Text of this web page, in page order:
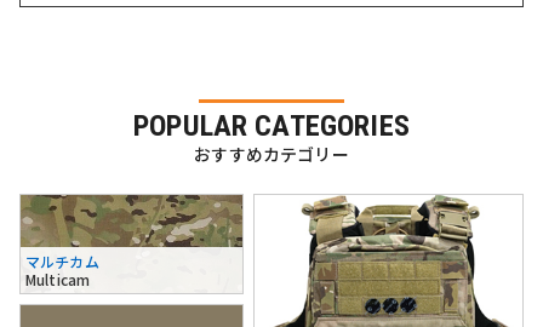
POPULAR CATEGORIES
おすすめカテゴリー
マルチカム
Multicam